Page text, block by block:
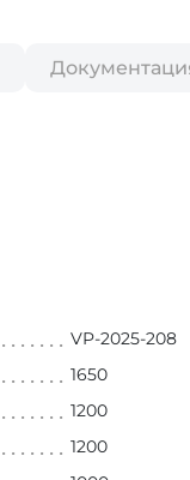
VP-2025-208
1650
1200
1200